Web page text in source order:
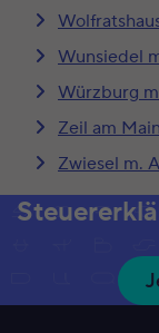
Wunsiedel
Würzburg
Zeil am
Zwiesel m.